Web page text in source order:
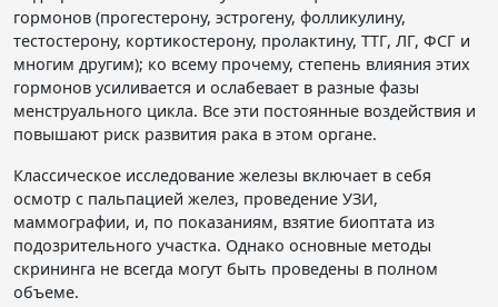
гормонов (прогестерону, эстрогену, фолликулину,
тестостерону, кортикостерону, пролактину, ТТГ, ЛГ, ФСГ и
многим другим); ко всему прочему, степень влияния этих
гормонов усиливается и ослабевает в разные фазы
менструального цикла. Все эти постоянные воздействия и
повышают риск развития рака в этом органе.
Классическое исследование железы включает в себя
осмотр с пальпацией желез, проведение УЗИ,
маммографии, и, по показаниям, взятие биоптата из
подозрительного участка. Однако основные методы
скрининга не всегда могут быть проведены в полном
объеме.